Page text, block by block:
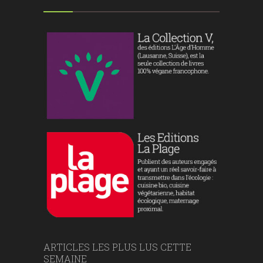
ARTICLES LES PLUS LUS CETTE
SEMAINE